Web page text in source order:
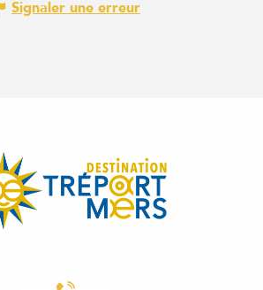
Signaler une erreur